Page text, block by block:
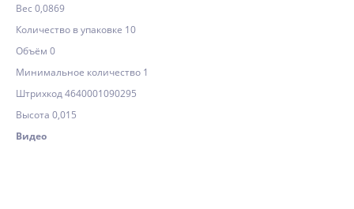
Вес 0,0869
Количество в упаковке 10
Объём 0
Минимальное количество 1
Штрихкод 4640001090295
Высота 0,015
Видео